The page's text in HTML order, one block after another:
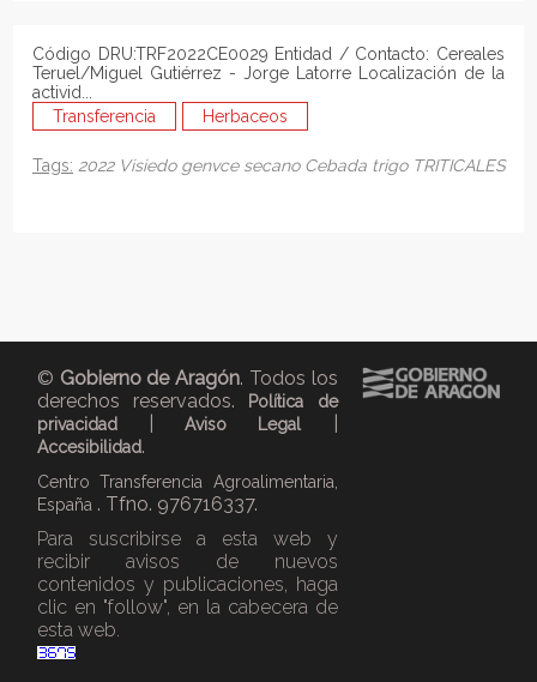
Código DRU:TRF2022CE0029 Entidad / Contacto: Cereales
Teruel/Miguel Gutiérrez - Jorge Latorre Localización de la
activid...
Transferencia
Herbaceos
Tags: 2022 Visiedo genvce secano Cebada trigo TRITICALES
© Gobierno de Aragón. Todos los
derechos reservados.
Política de
privacidad |Aviso Legal|
Accesibilidad.
Centro Transferencia Agroalimentaria,
España . Tfno. 976716337.
Para suscribirse a esta web y
recibir avisos de nuevos
contenidos y publicaciones, haga
clic en "follow", en la cabecera de
esta web.